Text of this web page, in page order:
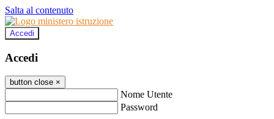
Salta al contenuto
Accedi
Accedi
button close ×
Nome Utente
Password